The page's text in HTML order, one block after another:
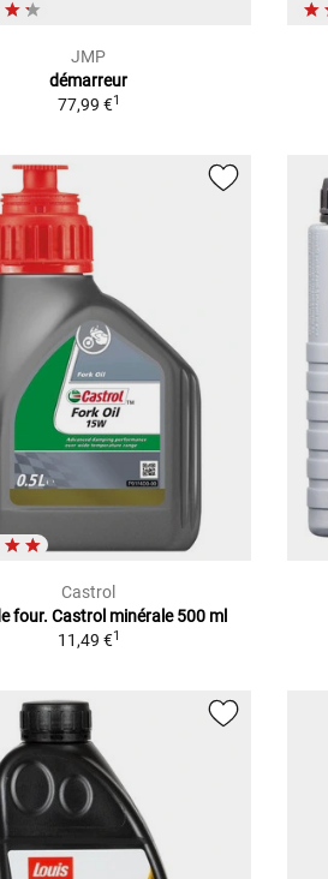
JMP
démarreur
77,99 €1
Castrol
four. Castrol minérale 500 ml
11,49 €1